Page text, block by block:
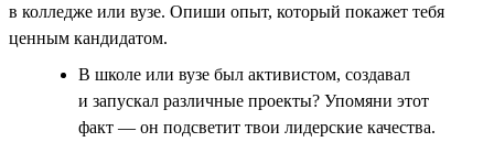
в колледже или вузе. Опиши опыт, который покажет тебя
ценным кандидатом.
В школе или вузе был активистом, создавал
и запускал различные проекты? Упомяни этот
факт — он подсветит твои лидерские качества.